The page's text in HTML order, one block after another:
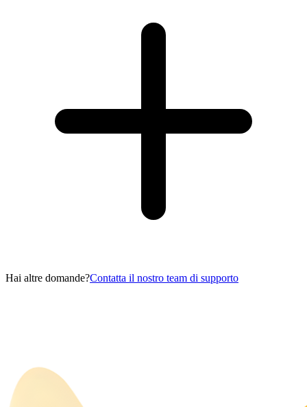
Hai altre domande?Contatta il nostro team di supporto